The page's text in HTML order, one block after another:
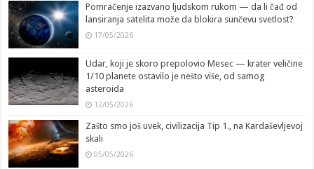
Pomračenje izazvano ljudskom rukom — da li čađ od
lansiranja satelita može da blokira sunčevu svetlost?
17/05/2026
Udar, koji je skoro prepolovio Mesec — krater veličine
1/10 planete ostavilo je nešto više, od samog
asteroida
12/05/2026
Zašto smo još uvek, civilizacija Tip 1., na Kardaševljevoj
skali
05/05/2026